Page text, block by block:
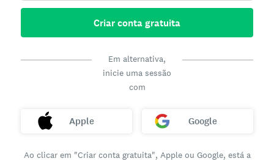
Criar conta gratuita
Em alternativa,
inicie uma sessão
com
Apple Google
Ao clicar em "Criar conta gratuita", Apple ou Google, está a